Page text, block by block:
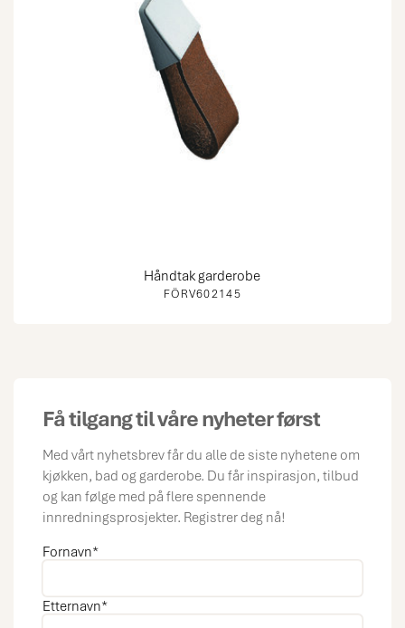
FÖRV602145
Håndtak garderobe
Få tilgang til våre nyheter først
Med vårt nyhetsbrev får du alle de siste nyhetene om
kjøkken, bad og garderobe. Du får inspirasjon, tilbud
og kan følge med på flere spennende
innredningsprosjekter. Registrer deg nå!
Fornavn*
Etternavn*